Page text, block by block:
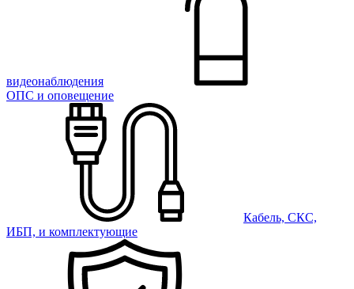
видеонаблюдения
ОПС и оповещение
Кабель, СКС,
ИБП, и комплектующие